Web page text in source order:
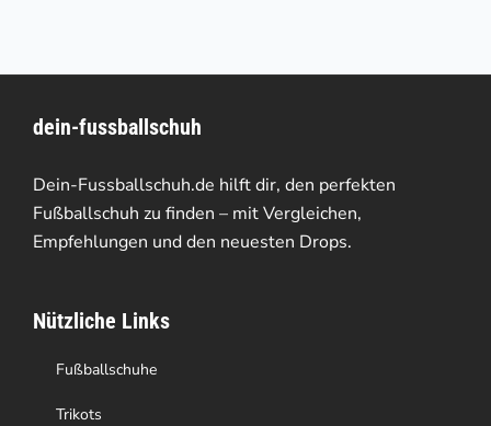
auf.
Die
Optionen
können
der
Produktseite
gewählt
dein-fussballschuh
Dein-Fussballschuh.de hilft dir, den perfekten
Fußballschuh zu finden – mit Vergleichen,
Empfehlungen und den neuesten Drops.
Nützliche Links
Fußballschuhe
Trikots